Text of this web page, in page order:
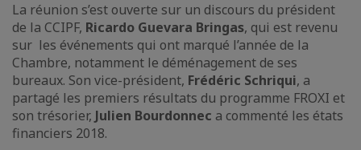
La réunion s’est ouverte sur un discours du président
de la CCIPF, Ricardo Guevara Bringas, qui est revenu
sur les événements qui ont marqué l’année de la
Chambre, notamment le déménagement de ses
bureaux. Son vice-président, Frédéric Schriqui, a
partagé les premiers résultats du programme FROXI et
son trésorier, Julien Bourdonnec a commenté les états
financiers 2018.